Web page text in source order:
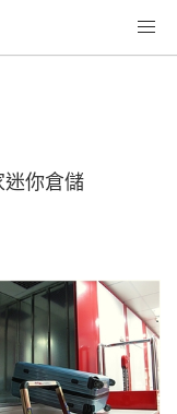
迷你倉儲